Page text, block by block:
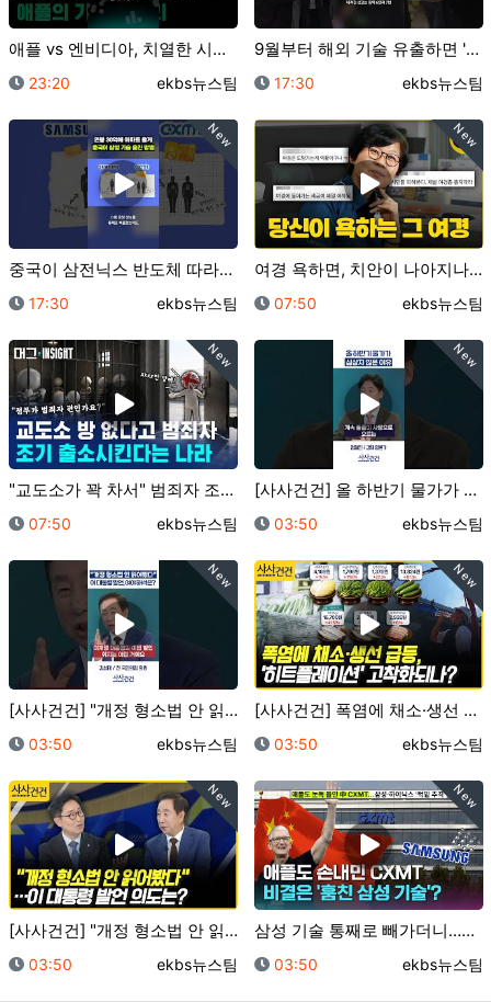
애플 vs 엔비디아, 치열한 시총 1위 싸움 / 오그랲…
등록일
23:20 등록자
ekbs뉴스팀
9월부터 해외 기술 유출하면 '간첩죄' 적용｜크랩
등록일
17:30 등록자
ekbs뉴스팀
New
중국이 삼전닉스 반도체 따라잡은 비결은…"훔쳤어요"｜크…
등록일
17:30 등록자
ekbs뉴스팀
New
여경 욕하면, 치안이 나아지나요? (바뀐 체력검사 직접…
등록일
07:50 등록자
ekbs뉴스팀
New
"교도소가 꽉 차서" 범죄자 조기 석방하는 영국? ..…
등록일
07:50 등록자
ekbs뉴스팀
New
[사사건건] 올 하반기 물가가 심상치 않은 이유 (정철…
등록일
03:50 등록자
ekbs뉴스팀
New
[사사건건] "개정 형소법 안 읽어봤다" 이 대통령 발…
등록일
03:50 등록자
ekbs뉴스팀
New
[사사건건] 폭염에 채소·생선 급등, '히트플레이션'…
등록일
03:50 등록자
ekbs뉴스팀
New
[사사건건] "개정 형소법 안 읽어봤다"…이 대통령 발…
등록일
03:50 등록자
ekbs뉴스팀
New
삼성 기술 통째로 빼가더니…이제 삼전닉스 노리는 중국?…
등록일
03:50 등록자
ekbs뉴스팀